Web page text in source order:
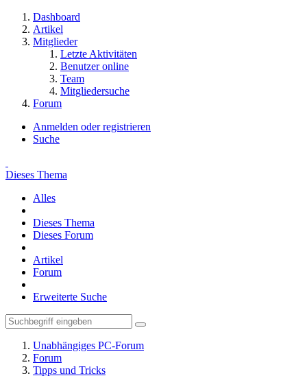
Dashboard
Artikel
Mitglieder
Letzte Aktivitäten
Benutzer online
Team
Mitgliedersuche
Forum
Anmelden oder registrieren
Suche
Dieses Thema
Alles
Dieses Thema
Dieses Forum
Artikel
Forum
Erweiterte Suche
Unabhängiges PC-Forum
Forum
Tipps und Tricks